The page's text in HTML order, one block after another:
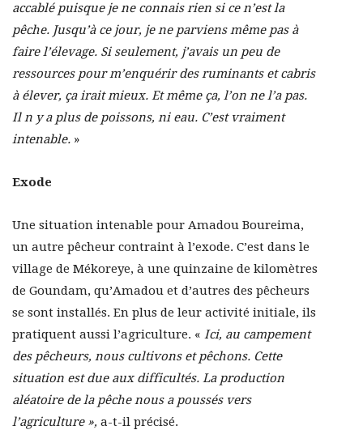
accablé puisque je ne connais rien si ce n’est la
pêche. Jusqu’à ce jour, je ne parviens même pas à
faire l’élevage. Si seulement, j’avais un peu de
ressources pour m’enquérir des ruminants et cabris
à élever, ça irait mieux. Et même ça, l’on ne l’a pas.
Il n y a plus de poissons, ni eau. C’est vraiment
intenable. »
Exode
Une situation intenable pour Amadou Boureima,
un autre pêcheur contraint à l’exode. C’est dans le
village de Mékoreye, à une quinzaine de kilomètres
de Goundam, qu’Amadou et d’autres des pêcheurs
se sont installés. En plus de leur activité initiale, ils
pratiquent aussi l’agriculture. « Ici, au campement
des pêcheurs, nous cultivons et pêchons. Cette
situation est due aux difficultés. La production
aléatoire de la pêche nous a poussés vers
l’agriculture », a-t-il précisé.